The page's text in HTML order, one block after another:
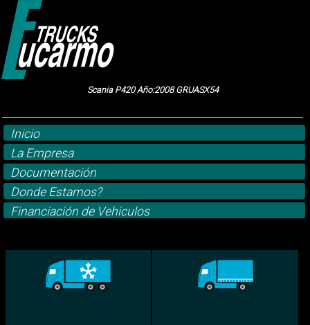
Scania P420 Año:2008 GRUASX54
Inicio
La Empresa
Documentación
Donde Estamos?
Financiación de Vehiculos